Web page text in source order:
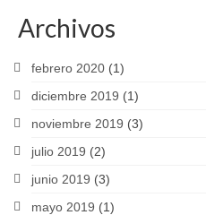
Archivos
febrero 2020 (1)
diciembre 2019 (1)
noviembre 2019 (3)
julio 2019 (2)
junio 2019 (3)
mayo 2019 (1)